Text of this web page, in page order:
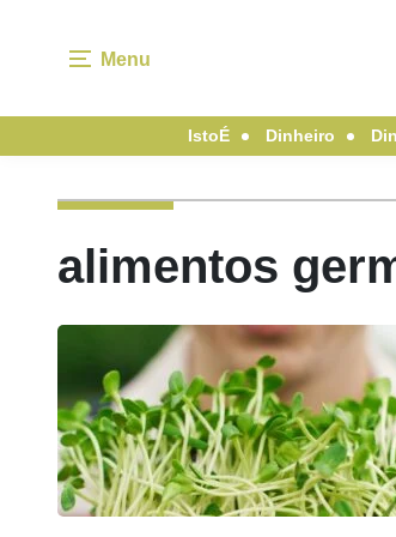
Menu
IstoÉ Dinheiro
alimentos